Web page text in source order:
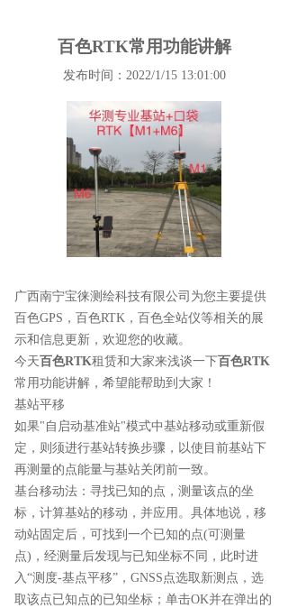
百色RTK常用功能讲解
发布时间：2022/1/15 13:01:00
广西南宁宝徕测绘科技有限公司为您主要提供
百色GPS ，百色RTK，百色全站仪等相关的展
示和信息更新，欢迎您的收藏。
今天 百色RTK租赁和大家来浅谈一下百色RTK
常用功能讲解，希望能帮助到大家！
基站平移
如果"自启动基准站"模式中基站移动或重新假
定，则须进行基站转换步骤，以使目前基站下
再测量的点能量与基站关闭前一致。
基台移动法：寻找已知的点，测量该点的坐
标，计算基站的移动，并应用。具体地说，移
动站固定后，可找到一个已知的点(可测量
点)，经测量后发现与已知坐标不同，此时进
入“测度-基点平移”，GNSS点选取新测点，选
取该点已知点的已知坐标；单击OK并在弹出的